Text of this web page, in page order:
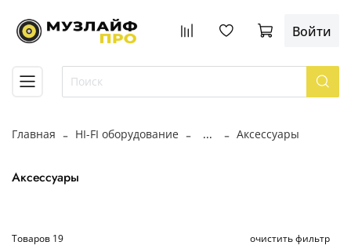
Войти
Главная HI-FI оборудование ... Аксессуары
Аксессуары
Товаров 19 очистить фильтр